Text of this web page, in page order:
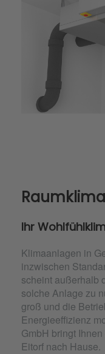
Ihr
Klimaanlagen in
inzwischen
scheint außerhalb
solche Anlage zu
groß und die
Energieeffizienz
GmbH bringt
Eitorf nach Hause.